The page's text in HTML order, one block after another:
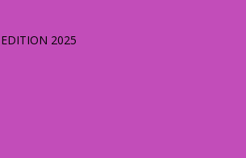
EDITION 2025